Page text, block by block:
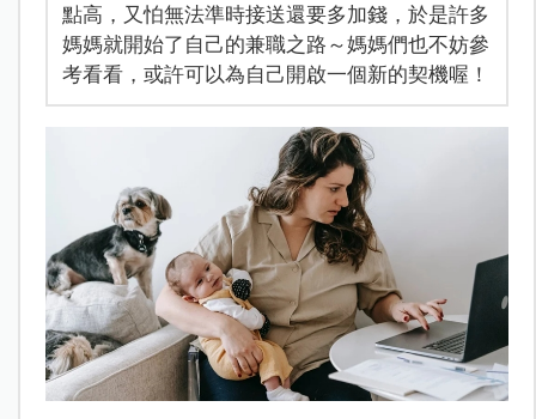
點高，又怕無法準時接送還要多加錢，於是許多
媽媽就開始了自己的兼職之路～媽媽們也不妨參
考看看，或許可以為自己開啟一個新的契機喔！